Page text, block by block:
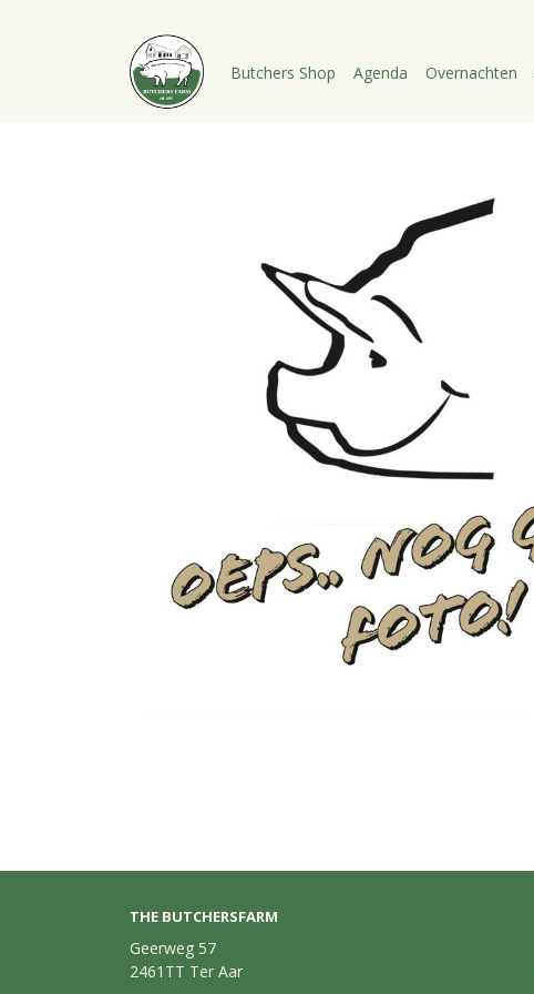
Butchers Shop Agenda Overnachten
THE BUTCHERSFARM
Geerweg 57
2461TT Ter Aar